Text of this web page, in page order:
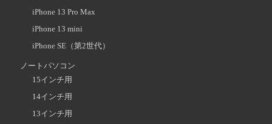
iPhone 13 Pro Max
iPhone 13 mini
iPhone SE（第2世代）
ノートパソコン
15インチ用
14インチ用
13インチ用